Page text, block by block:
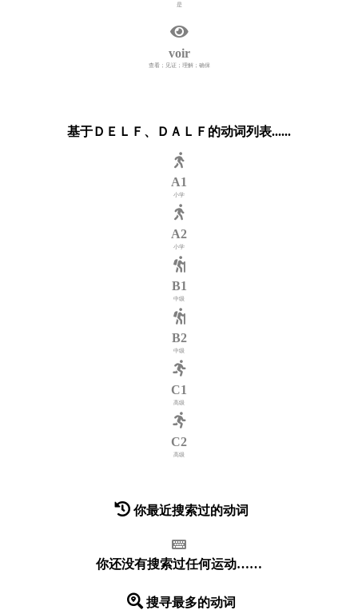
是
voir
查看；见证；理解；确保
基于ＤＥＬＦ、ＤＡＬＦ的动词列表......
A1
小学
A2
小学
B1
中级
B2
中级
C1
高级
C2
高级
你最近搜索过的动词
你还没有搜索过任何运动……
搜寻最多的动词